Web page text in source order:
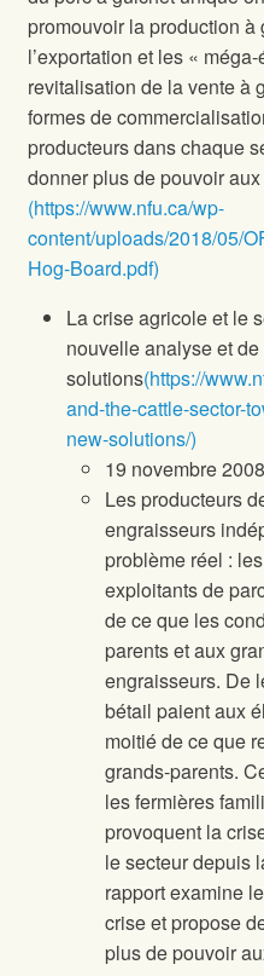
promouvoir la production
l’exportation et les «
revitalisation de la vente à
formes de
producteurs dans chaque
donner plus de pouvoir
(https://www.nfu.ca/wp-
content/uploads/2018/05/
Hog-Board.pdf)
La crise agricole et le
nouvelle analyse et
solutions(https://
and-the-cattle-sector-
new-solutions/)
19 novembre 2008
Les producteurs
engraisseurs
problème réel :
exploitants de
de ce que les
parents et aux
engraisseurs. De
bétail paient aux
moitié de ce que
grands-parents.
les fermières
provoquent la
le secteur depuis
rapport examine
crise et propose
plus de pouvoir